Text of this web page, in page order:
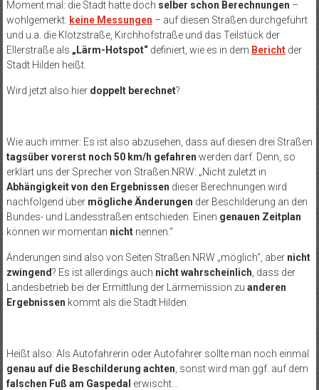
Moment mal: die Stadt hatte doch selber schon Berechnungen –
wohlgemerkt: keine Messungen – auf diesen Straßen durchgeführt
und u.a. die Klotzstraße, Kirchhofstraße und das Teilstück der
Ellerstraße als „Lärm-Hotspot“definiert, wie es in dem Berichtder
Stadt Hilden heißt.
Wird jetzt also hier doppelt berechnet?
Wie auch immer: Es ist also abzusehen, dass auf diesen drei Straßen
tagsüber vorerst noch 50 km/h gefahren werden darf. Denn, so
erklärt uns der Sprecher von Straßen.NRW: „Nicht zuletzt in
Abhängigkeit von den Ergebnissen dieser Berechnungen wird
nachfolgend über mögliche Änderungen der Beschilderung an den
Bundes- und Landesstraßen entschieden. Einen genauen Zeitplan
können wir momentan nichtnennen.“
Änderungen sind also von Seiten Straßen.NRW „möglich“, aber nicht
zwingend? Es ist allerdings auch nicht wahrscheinlich , dass der
Landesbetrieb bei der Ermittlung der Lärmemission zu anderen
Ergebnissen kommt als die Stadt Hilden.
Heißt also: Als Autofahrerin oder Autofahrer sollte man noch einmal
genau auf die Beschilderung achten , sonst wird man ggf. auf dem
falschen Fuß am Gaspedal erwischt…